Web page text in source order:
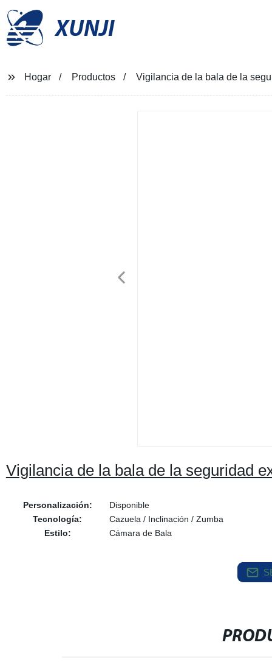
XUNJI
Hogar Productos Vigilancia de la bala de la
Vigilancia de la bala de la seguridad
Personalización:
Disponible
Tecnología:
Cazuela / Inclinación / Zumba
Estilo:
Cámara de Bala